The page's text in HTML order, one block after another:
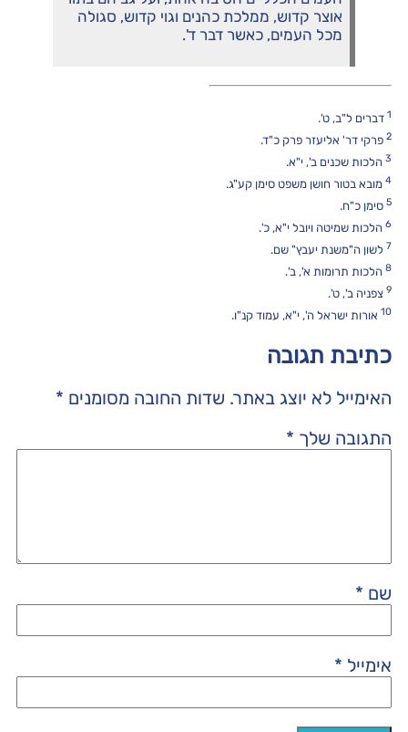
אוצר קדוש, ממלכת כהנים וגוי קדוש, סגולה
מכל העמים, כאשר דבר ד'.
1דברים ל"ב, ט'.
2פרקי דר' אליעזר פרק כ"ד.
3הלכות שכנים ב', י"א.
4מובא בטור חושן משפט סימן קע"ג.
5סימן כ"ח.
6הלכות שמיטה ויובל י"א, כ'.
7 לשון ה"משנת יעבץ" שם.
8הלכות תרומות א', ב'.
9צפניה ב', ט'.
10אורות ישראל ה', י"א, עמוד קנ"ו.
כתיבת תגובה
האימייל לא יוצג באתר. שדות החובה מסומנים *
התגובה שלך *
שם *
אימייל *